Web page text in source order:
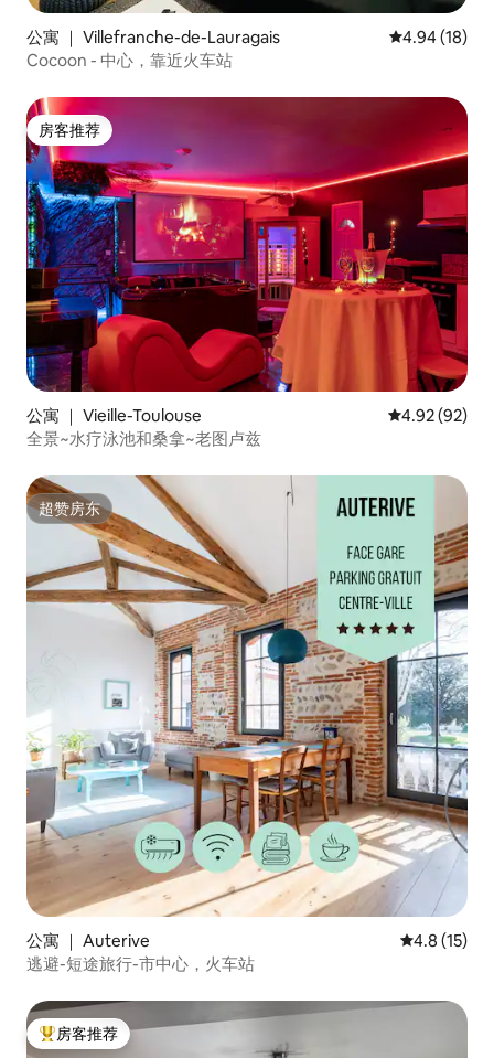
公寓 ｜ Villefranche-de-Lauragais 平均评分
4.94 (18)
Cocoon - 中心，靠近火车站
房客推荐
房客推荐
公寓 ｜ Vieille-Toulouse 平均评分
4.92 (92)
全景~水疗泳池和桑拿~老图卢兹
超赞房东
超赞房东
公寓 ｜ Auterive 平均评分
4.8 (15)
逃避-短途旅行-市中心，火车站
热门「房客推荐」
房客推荐